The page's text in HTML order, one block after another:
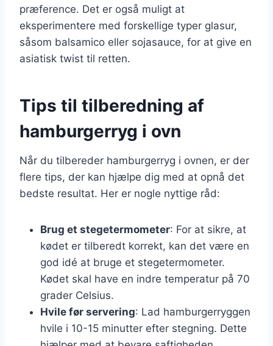
præference. Det er også muligt at
eksperimentere med forskellige typer glasur,
såsom balsamico eller sojasauce, for at give en
asiatisk twist til retten.
Tips til tilberedning af
hamburgerryg i ovn
Når du tilbereder hamburgerryg i ovnen, er der
flere tips, der kan hjælpe dig med at opnå det
bedste resultat. Her er nogle nyttige råd:
Brug et stegetermometer: For at sikre, at
kødet er tilberedt korrekt, kan det være en
god idé at bruge et stegetermometer.
Kødet skal have en indre temperatur på 70
grader Celsius.
Hvile før servering: Lad hamburgerryggen
hvile i 10-15 minutter efter stegning. Dette